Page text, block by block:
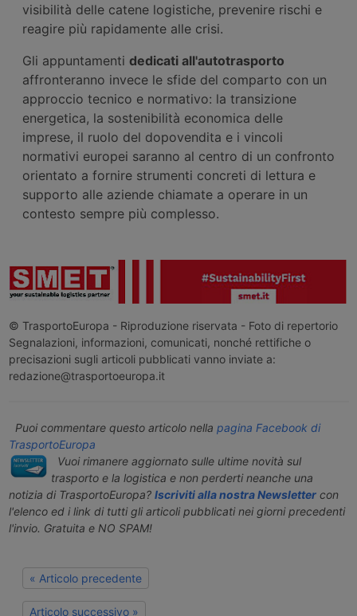
visibilità delle catene logistiche, prevenire rischi e
reagire più rapidamente alle crisi.
Gli appuntamenti dedicati all'autotrasporto
affronteranno invece le sfide del comparto con un
approccio tecnico e normativo: la transizione
energetica, la sostenibilità economica delle
imprese, il ruolo del dopovendita e i vincoli
normativi europei saranno al centro di un confronto
orientato a fornire strumenti concreti di lettura e
supporto alle aziende chiamate a operare in un
contesto sempre più complesso.
© TrasportoEuropa - Riproduzione riservata - Foto di repertorio
Segnalazioni, informazioni, comunicati, nonché rettifiche o
precisazioni sugli articoli pubblicati vanno inviate a:
redazione@trasportoeuropa.it
Puoi commentare questo articolo nella pagina Facebook di
TrasportoEuropa
Vuoi rimanere aggiornato sulle ultime novità sul
trasporto e la logistica e non perderti neanche una
notizia di TrasportoEuropa? Iscriviti alla nostra Newslettercon
l'elenco ed i link di tutti gli articoli pubblicati nei giorni precedenti
l'invio. Gratuita e NO SPAM!
« Articolo precedente
Articolo successivo »